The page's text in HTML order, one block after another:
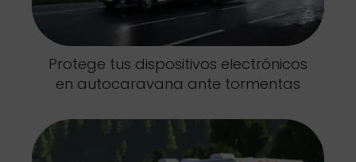
Protege tus dispositivos electrónicos
en autocaravana ante tormentas